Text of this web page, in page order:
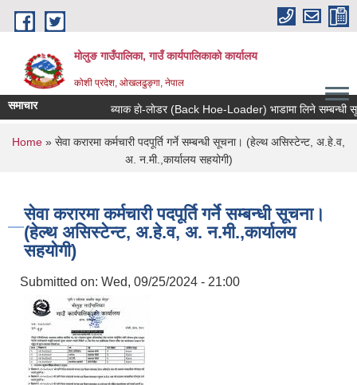
Skip to main content
मोलुङ गाउँपालिका, गाउँ कार्यपालिकाको कार्यालय
कोशी प्रदेश, ओखलढुङ्गा, नेपाल
समाचार ब्याक हाे-लाेडर (Back Hoe-Loader) भाडामा लिने सम्बन्धी सूचना
You are here
Home » सेवा करारमा कर्मचारी पदपूर्ति गर्ने सम्बन्धी सूचना। (हेल्थ असिस्टेन्ट, अ.हे.व,
अ. न.मी.,कार्यालय सहयोगी)
सेवा करारमा कर्मचारी पदपूर्ति गर्ने सम्बन्धी सूचना।
(हेल्थ असिस्टेन्ट, अ.हे.व, अ. न.मी.,कार्यालय
सहयोगी)
Submitted on: Wed, 09/25/2024 - 21:00